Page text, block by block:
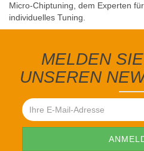
Micro-Chiptuning, dem Experten
individuelles Tuning.
MELDEN
UNSEREN